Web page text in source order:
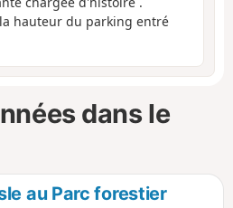
hauteur du parking entré
dans le
au Parc forestier